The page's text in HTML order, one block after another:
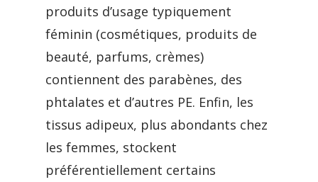
produits d’usage typiquement
féminin (cosmétiques, produits de
beauté, parfums, crèmes)
contiennent des parabènes, des
phtalates et d’autres PE. Enfin, les
tissus adipeux, plus abondants chez
les femmes, stockent
préférentiellement certains